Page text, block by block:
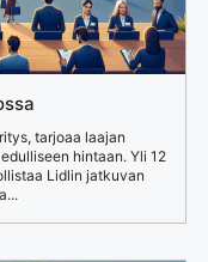
tarjoaa laajan
hintaan. Yli 12
Lidlin jatkuvan